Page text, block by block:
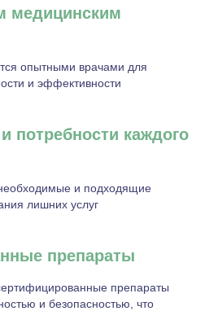
медицинским
опытными врачами для
и эффективности
потребности каждого
и подходящие
лишних услуг
препараты
препараты
и безопасностью, что